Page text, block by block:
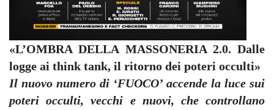
«L’OMBRA DELLA MASSONERIA 2.0. Dalle
logge ai think tank, il ritorno dei poteri occulti»
Il nuovo numero di ‘FUOCO’ accende la luce sui
poteri occulti, vecchi e nuovi, che controllano